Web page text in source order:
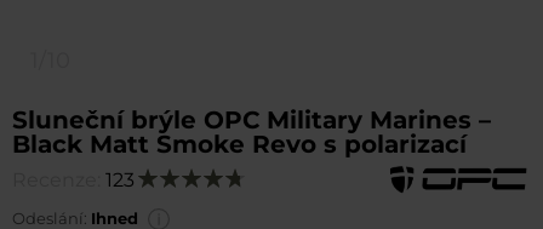
Sluneční brýle OPC Military Marines –
Black Matt Smoke Revo s polarizací
123 Hodnocení:
Odeslání: Ihned